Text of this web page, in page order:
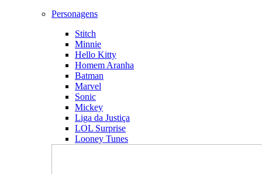
Personagens
Stitch
Minnie
Hello Kitty
Homem Aranha
Batman
Marvel
Sonic
Mickey
Liga da Justiça
LOL Surprise
Looney Tunes